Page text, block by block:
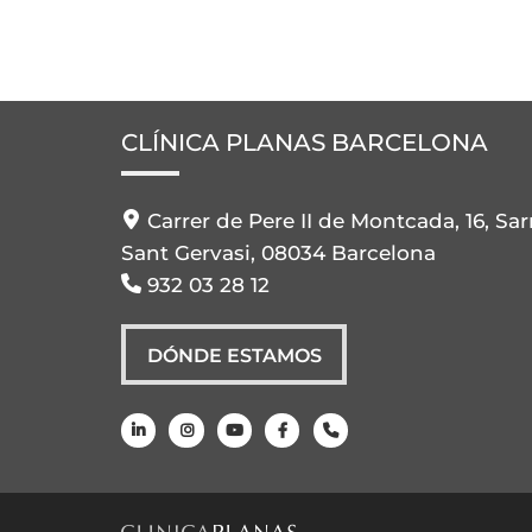
CLÍNICA PLANAS BARCELONA
Carrer de Pere II de Montcada, 16,
Sant Gervasi, 08034 Barcelona
932 03 28 12
DÓNDE ESTAMOS